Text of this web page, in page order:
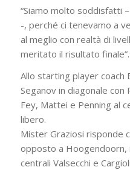
“Siamo molto soddisfatti
-, perché ci tenevamo a
al meglio con realtà di
meritato il risultato finale”.
Allo starting player coach
Seganov in diagonale
Fey, Mattei e Penning al
libero.
Mister Graziosi risponde
opposto a
centrali Valsecchi e